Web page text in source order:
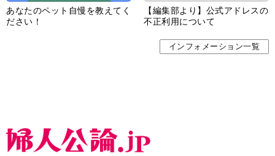
あなたのペット自慢を教えてく
ださい！
【編集部より】公式アドレスの
不正利用について
インフォメーション一覧